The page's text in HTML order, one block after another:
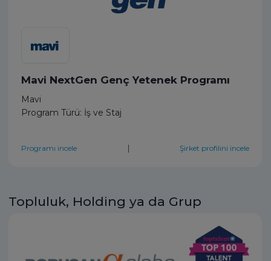
Mavi NextGen Genç Yetenek Programı
Mavi
Program Türü: İş ve Staj
Programı incele | Şirket profilini incele
Topluluk, Holding ya da Grup